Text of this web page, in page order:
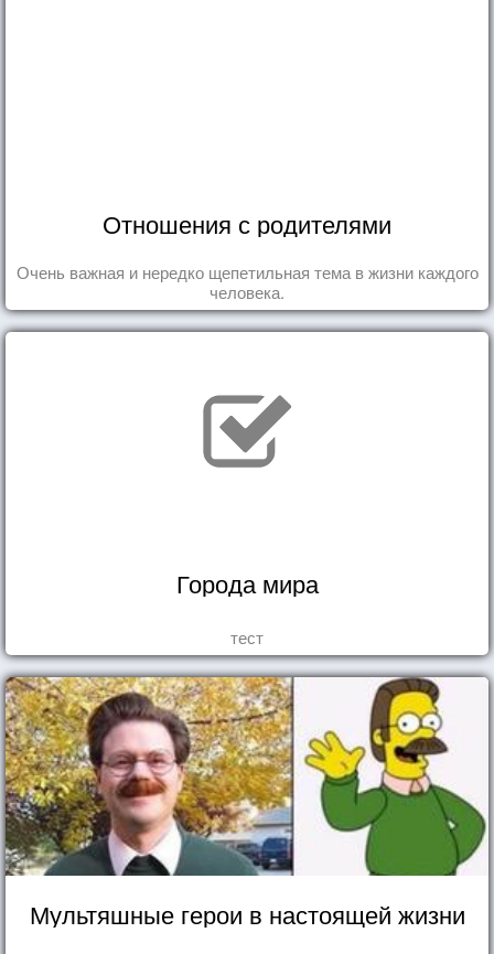
Отношения с родителями
Очень важная и нередко щепетильная тема в жизни каждого
человека.
Города мира
тест
Мультяшные герои в настоящей жизни